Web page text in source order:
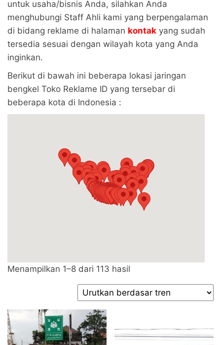
untuk usaha/bisnis Anda, silahkan Anda
menghubungi Staff Ahli kami yang berpengalaman
di bidang reklame di halaman kontak yang sudah
tersedia sesuai dengan wilayah kota yang Anda
inginkan.
Berikut di bawah ini beberapa lokasi jaringan
bengkel Toko Reklame ID yang tersebar di
beberapa kota di Indonesia :
Menampilkan 1–8 dari 113 hasil
popularitas